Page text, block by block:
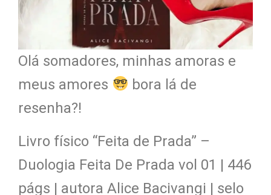
Olá somadores, minhas amoras e
meus amores
bora lá de
resenha?!
Livro físico “Feita de Prada” –
Duologia Feita De Prada vol 01 | 446
págs | autora Alice Bacivangi | selo